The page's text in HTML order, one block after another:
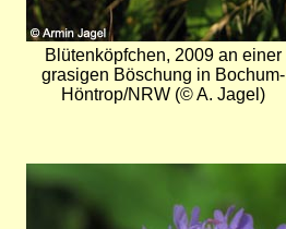
Blütenköpfchen, 2009 an einer
grasigen Böschung in Bochum-
Höntrop/NRW (© A. Jagel)
Bild